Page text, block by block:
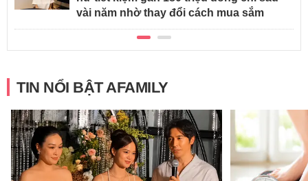
vài năm nhờ thay đổi cách mua sắm
TIN NỔI BẬT AFAMILY